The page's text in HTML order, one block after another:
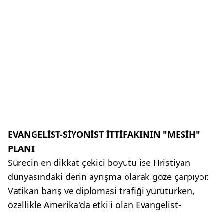
EVANGELİST-SİYONİST İTTİFAKININ "MESİH"
PLANI
Sürecin en dikkat çekici boyutu ise Hristiyan
dünyasındaki derin ayrışma olarak göze çarpıyor.
Vatikan barış ve diplomasi trafiği yürütürken,
özellikle Amerika'da etkili olan Evangelist-